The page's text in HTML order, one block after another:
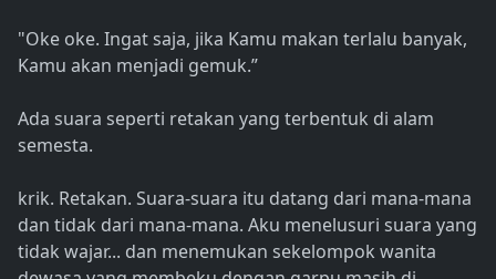
"Oke oke. Ingat saja, jika Kamu makan terlalu banyak,
Kamu akan menjadi gemuk.”
Ada suara seperti retakan yang terbentuk di alam
semesta.
krik. Retakan. Suara-suara itu datang dari mana-mana
dan tidak dari mana-mana. Aku menelusuri suara yang
tidak wajar... dan menemukan sekelompok wanita